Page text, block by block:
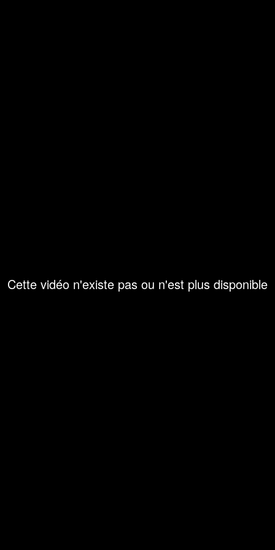
Cette vidéo n'existe pas ou n'est plus disponible